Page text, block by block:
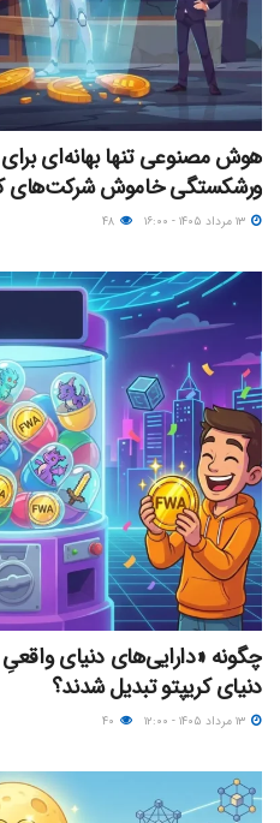
هوش مصنوعی تنها بهانه‌ای
ورشکستگی خاموش شرکت‌های
چگونه «دارایی‌های دنیای
دنیای کریپتو تبدیل شدند؟